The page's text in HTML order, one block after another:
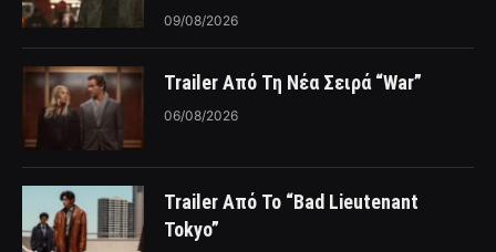
09/08/2026
Trailer Από Τη Νέα Σειρά “War”
06/08/2026
Trailer Από Το “Bad Lieutenant
Tokyo”